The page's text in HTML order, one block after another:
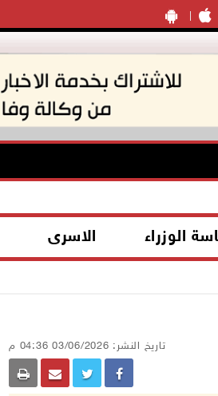
الوزراء الاسرى
تاريخ النشر: 03/06/2026 04:36 م